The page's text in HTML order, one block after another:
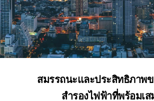
สมรรถนะและประสิทธิภาพ
สำรองไฟฟ้าที่พร้อมเส